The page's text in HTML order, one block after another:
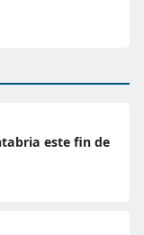
este fin de